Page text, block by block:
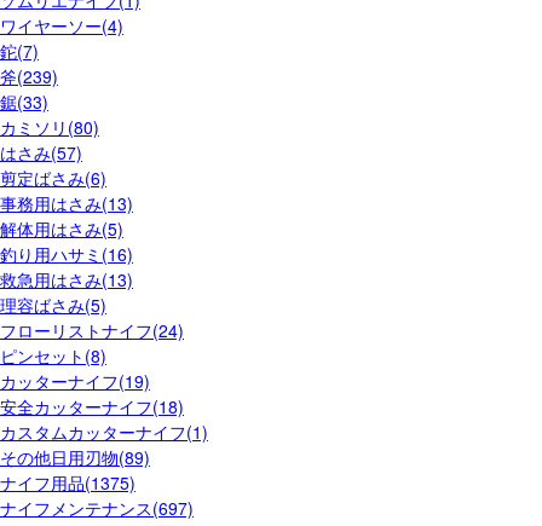
ワイヤーソー(4)
鉈(7)
斧(239)
鋸(33)
カミソリ(80)
はさみ(57)
剪定ばさみ(6)
事務用はさみ(13)
解体用はさみ(5)
釣り用ハサミ(16)
救急用はさみ(13)
理容ばさみ(5)
フローリストナイフ(24)
ピンセット(8)
カッターナイフ(19)
安全カッターナイフ(18)
カスタムカッターナイフ(1)
その他日用刃物(89)
ナイフ用品(1375)
ナイフメンテナンス(697)